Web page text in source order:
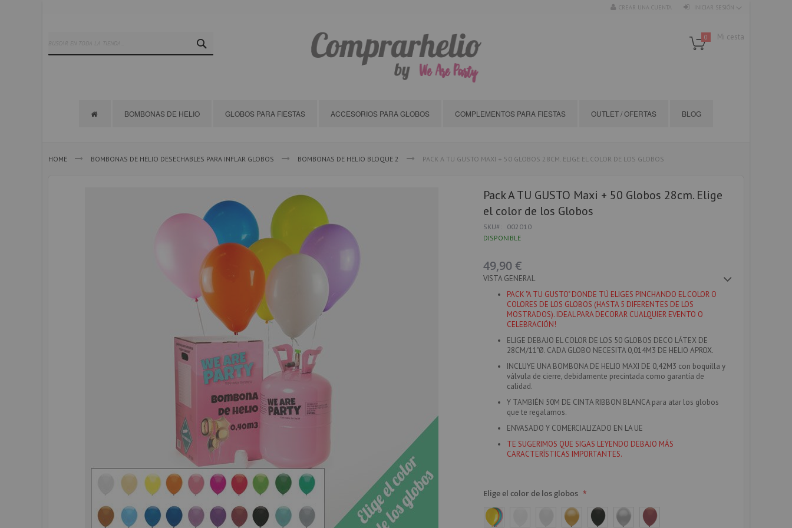
INICIAR SESIÓN
CREAR UNA CUENTA
Mi cesta
0
BOMBONAS DE HELIO GLOBOS PARA FIESTAS ACCESORIOS PARA GLOBOS COMPLEMENTOS PARA FIESTAS OUTLET / OFERTAS BLOG
HOME BOMBONAS DE HELIO DESECHABLES PARA INFLAR GLOBOS BOMBONAS DE HELIO BLOQUE 2 PACK A TU GUSTO MAXI + 50 GLOBOS 28CM. ELIGE EL COLOR DE LOS GLOBOS
Pack A TU GUSTO Maxi + 50 Globos 28cm. Elige
el color de los Globos
SKU
002010
DISPONIBLE
49,90 €
VISTA GENERAL
PACK "A TU GUSTO" DONDE TÚ ELIGES PINCHANDO EL COLOR O
COLORES DE LOS GLOBOS (HASTA 5 DIFERENTES DE LOS
MOSTRADOS). IDEAL PARA DECORAR CUALQUIER EVENTO O
CELEBRACIÓN!
ELIGE DEBAJO EL COLOR DE LOS 50 GLOBOS DECO LÁTEX DE
28CM/11"Ø. CADA GLOBO NECESITA 0,014M3 DE HELIO APROX.
INCLUYE UNA BOMBONA DE HELIO MAXI DE 0,42M3 con boquilla y
válvula de cierre, debidamente precintada como garantía de
calidad.
Y TAMBIÉN 50M DE CINTA RIBBON BLANCApara atar los globos
que te regalamos.
ENVASADO Y COMERCIALIZADO EN LA UE
TE SUGERIMOS QUE SIGAS LEYENDO DEBAJO MÁS
CARACTERÍSTICAS IMPORTANTES.
Elige el color de los globos